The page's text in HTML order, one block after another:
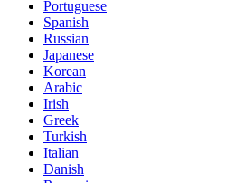
Portuguese
Spanish
Russian
Japanese
Korean
Arabic
Irish
Greek
Turkish
Italian
Danish